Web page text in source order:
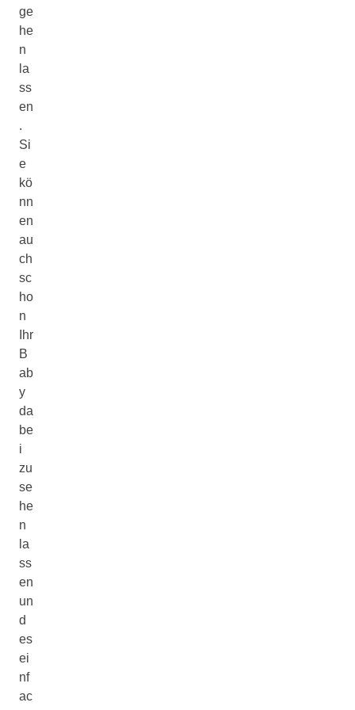
ge
he
n
la
ss
en
.
Si
e
kö
nn
en
au
ch
sc
ho
n
Ihr
B
ab
y
da
be
i
zu
se
he
n
la
ss
en
un
d
es
ei
nf
ac